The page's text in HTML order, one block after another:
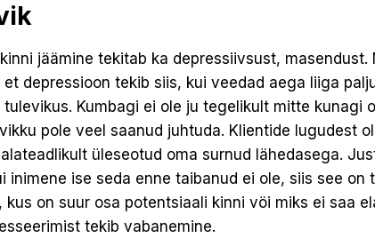
jäämine tekitab ka depressiivsust, masendust.
depressioon tekib siis, kui veedad aega liiga
Kumbagi ei ole ju tegelikult mitte kunagi
pole veel saanud juhtuda. Klientide lugudest
üleseotud oma surnud lähedasega.
inimene ise seda enne taibanud ei ole, siis see on
on suur osa potentsiaali kinni vöi miks ei saa
tekib vabanemine.